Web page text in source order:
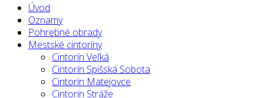
Úvod
Oznamy
Pohrebné obrady
Mestské cintoríny
Cintorín Veľká
Cintorín Spišská Sobota
Cintorín Matejovce
Cintorín Stráže